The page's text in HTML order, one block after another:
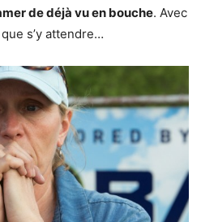
de déjà vu en bouche. Avec
s’y attendre…